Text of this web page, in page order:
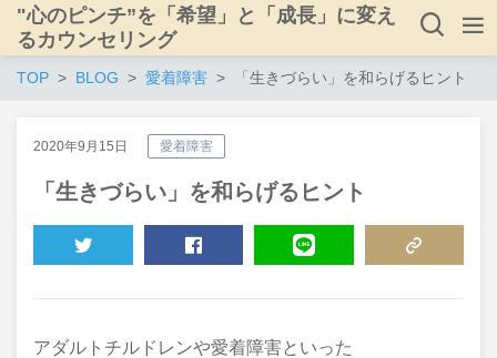
"心のピンチ”を「希望」と「成長」に変え
るカウンセリング
TOP BLOG 愛着障害 「生きづらい」を和らげるヒント
2020年9月15日 愛着障害
「生きづらい」を和らげるヒント
アダルトチルドレンや愛着障害といった